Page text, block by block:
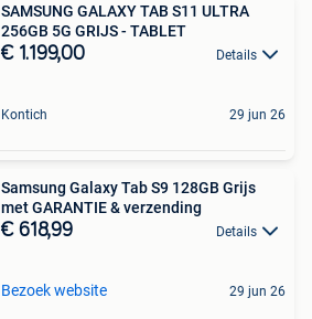
SAMSUNG GALAXY TAB S11 ULTRA
256GB 5G GRIJS - TABLET
€ 1.199,00 Details
Kontich 29 jun 26
Samsung Galaxy Tab S9 128GB Grijs
met GARANTIE & verzending
€ 618,99 Details
Bezoek website 29 jun 26